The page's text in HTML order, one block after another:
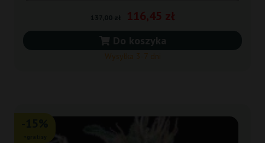
116,45 zł
Do koszyka
Wysyłka 3-7 dni